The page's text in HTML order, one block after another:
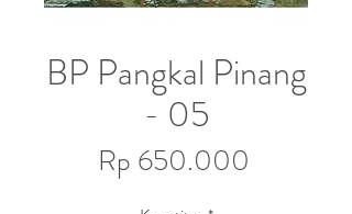
BP Pangkal Pinang
- 05
Rp 650.000